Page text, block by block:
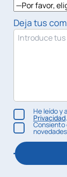
Deja tus
He leído y
Privacidad.
Consiento